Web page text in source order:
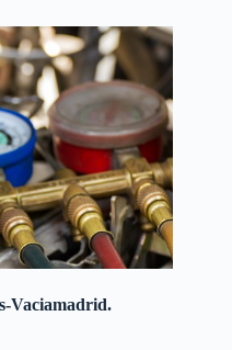
Vaciamadrid.